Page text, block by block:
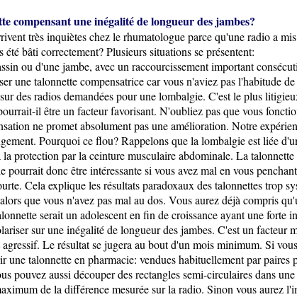
compensant une inégalité de longueur des jambes?
très inquiètes chez le rhumatologue parce qu'une radio a
bâti correctement? Plusieurs situations se présentent:
ou d'une jambe, avec un raccourcissement important
une talonnette compensatrice car vous n'aviez pas l'habitude
des radios demandées pour une lombalgie. C'est le plus
il être un facteur favorisant. N'oubliez pas que vous
ne promet absolument pas une amélioration. Notre
Pourquoi ce flou? Rappelons que la lombalgie est liée
protection par la ceinture musculaire abdominale. La
pourrait donc être intéressante si vous avez mal en vous
Cela explique les résultats paradoxaux des talonnettes trop
que vous n'avez pas mal au dos. Vous aurez déjà compris
serait un adolescent en fin de croissance ayant une
sur une inégalité de longueur des jambes. C'est un
Le résultat se jugera au bout d'un mois minimum. Si
une talonnette en pharmacie: vendues habituellement par
pouvez aussi découper des rectangles semi-circulaires dans
de la différence mesurée sur la radio. Sinon vous aurez